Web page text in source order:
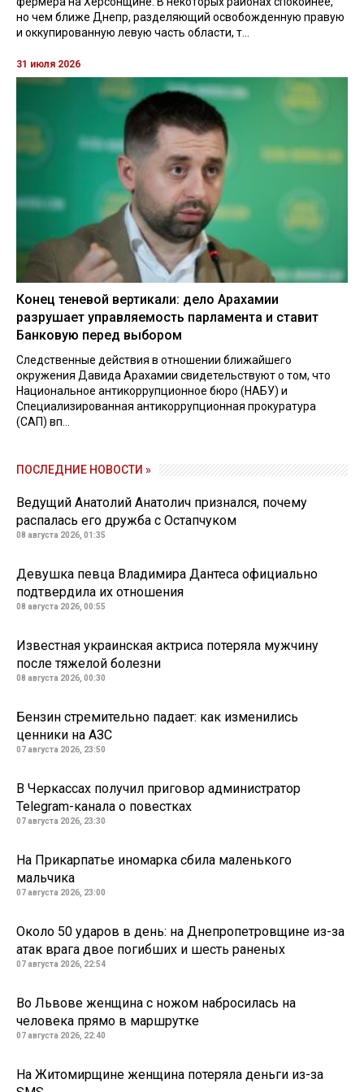
но чем ближе Днепр, разделяющий освобожденную правую
и оккупированную левую часть области, т...
31 июля 2026
Конец теневой вертикали: дело Арахамии
разрушает управляемость парламента и ставит
Банковую перед выбором
Следственные действия в отношении ближайшего
окружения Давида Арахамии свидетельствуют о том, что
Национальное антикоррупционное бюро (НАБУ) и
Специализированная антикоррупционная прокуратура
(САП) вп...
ПОСЛЕДНИЕ НОВОСТИ »
Ведущий Анатолий Анатолич признался, почему
распалась его дружба с Остапчуком
08 августа 2026, 01:35
Девушка певца Владимира Дантеса официально
подтвердила их отношения
08 августа 2026, 00:55
Известная украинская актриса потеряла мужчину
после тяжелой болезни
08 августа 2026, 00:30
Бензин стремительно падает: как изменились
ценники на АЗС
07 августа 2026, 23:50
В Черкассах получил приговор администратор
Telegram-канала о повестках
07 августа 2026, 23:30
На Прикарпатье иномарка сбила маленького
мальчика
07 августа 2026, 23:00
Около 50 ударов в день: на Днепропетровщине из-за
атак врага двое погибших и шесть раненых
07 августа 2026, 22:54
Во Львове женщина с ножом набросилась на
человека прямо в маршрутке
07 августа 2026, 22:40
На Житомирщине женщина потеряла деньги из-за